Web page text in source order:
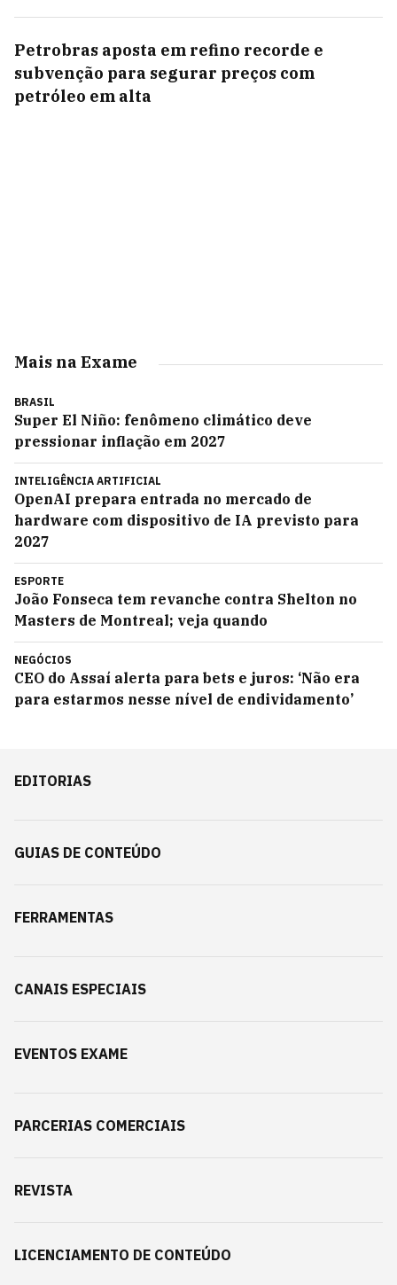
Petrobras aposta em refino recorde e
subvenção para segurar preços com
petróleo em alta
Mais na Exame
BRASIL
Super El Niño: fenômeno climático deve
pressionar inflação em 2027
INTELIGÊNCIA ARTIFICIAL
OpenAI prepara entrada no mercado de
hardware com dispositivo de IA previsto para
2027
ESPORTE
João Fonseca tem revanche contra Shelton no
Masters de Montreal; veja quando
NEGÓCIOS
CEO do Assaí alerta para bets e juros: ‘Não era
para estarmos nesse nível de endividamento’
EDITORIAS
GUIAS DE CONTEÚDO
FERRAMENTAS
CANAIS ESPECIAIS
EVENTOS EXAME
PARCERIAS COMERCIAIS
REVISTA
LICENCIAMENTO DE CONTEÚDO